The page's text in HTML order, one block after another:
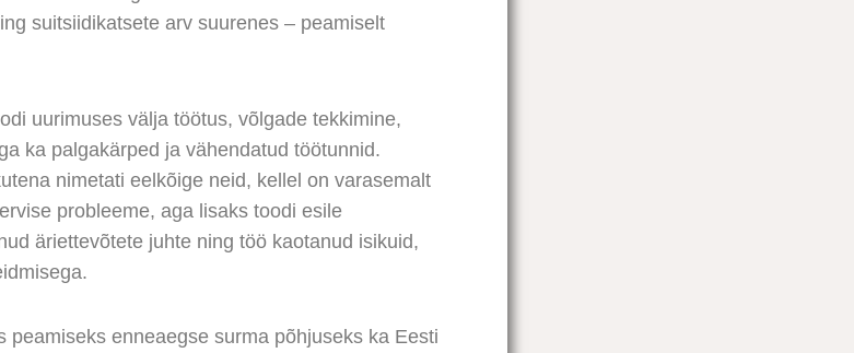
suitsiidikatsete arv suurenes – peamiselt
uurimuses välja töötus, võlgade tekkimine,
ka palgakärped ja vähendatud töötunnid.
nimetati eelkõige neid, kellel on varasemalt
probleeme, aga lisaks toodi esile
äriettevõtete juhte ning töö kaotanud isikuid,
peamiseks enneaegse surma põhjuseks ka Eesti